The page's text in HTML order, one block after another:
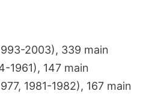
2003), 339 main
1961), 147 main
1981-1982), 167 main